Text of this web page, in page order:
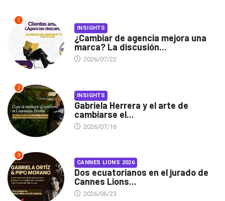
1
INSIGHTS
¿Cambiar de agencia mejora una
marca? La discusión...
2026/07/22
2
INSIGHTS
Gabriela Herrera y el arte de
cambiarse el...
2026/07/16
3
CANNES LIONS 2026
Dos ecuatorianos en el jurado de
Cannes Lions...
2026/06/23